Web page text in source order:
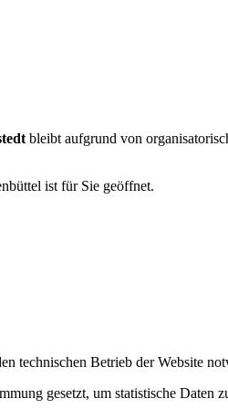
bleibt aufgrund von
ist für Sie geöffnet.
technischen Betrieb der Website
gesetzt, um statistische Daten